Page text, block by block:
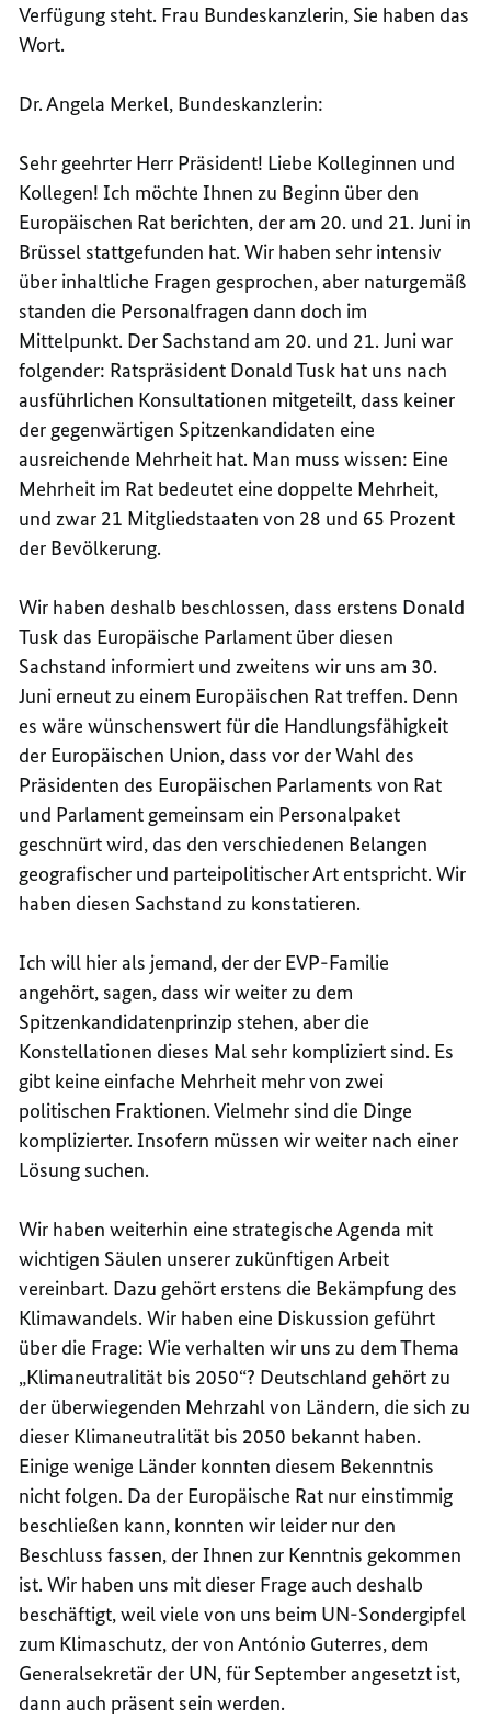
Verfügung steht. Frau Bundeskanzlerin, Sie haben das
Wort.
Dr. Angela Merkel, Bundeskanzlerin:
Sehr geehrter Herr Präsident! Liebe Kolleginnen und
Kollegen! Ich möchte Ihnen zu Beginn über den
Europäischen Rat berichten, der am 20. und 21. Juni in
Brüssel stattgefunden hat. Wir haben sehr intensiv
über inhaltliche Fragen gesprochen, aber naturgemäß
standen die Personalfragen dann doch im
Mittelpunkt. Der Sachstand am 20. und 21. Juni war
folgender: Ratspräsident Donald Tusk hat uns nach
ausführlichen Konsultationen mitgeteilt, dass keiner
der gegenwärtigen Spitzenkandidaten eine
ausreichende Mehrheit hat. Man muss wissen: Eine
Mehrheit im Rat bedeutet eine doppelte Mehrheit,
und zwar 21 Mitgliedstaaten von 28 und 65 Prozent
der Bevölkerung.
Wir haben deshalb beschlossen, dass erstens Donald
Tusk das Europäische Parlament über diesen
Sachstand informiert und zweitens wir uns am 30.
Juni erneut zu einem Europäischen Rat treffen. Denn
es wäre wünschenswert für die Handlungsfähigkeit
der Europäischen Union, dass vor der Wahl des
Präsidenten des Europäischen Parlaments von Rat
und Parlament gemeinsam ein Personalpaket
geschnürt wird, das den verschiedenen Belangen
geografischer und parteipolitischer Art entspricht. Wir
haben diesen Sachstand zu konstatieren.
Ich will hier als jemand, der der EVP-Familie
angehört, sagen, dass wir weiter zu dem
Spitzenkandidatenprinzip stehen, aber die
Konstellationen dieses Mal sehr kompliziert sind. Es
gibt keine einfache Mehrheit mehr von zwei
politischen Fraktionen. Vielmehr sind die Dinge
komplizierter. Insofern müssen wir weiter nach einer
Lösung suchen.
Wir haben weiterhin eine strategische Agenda mit
wichtigen Säulen unserer zukünftigen Arbeit
vereinbart. Dazu gehört erstens die Bekämpfung des
Klimawandels. Wir haben eine Diskussion geführt
über die Frage: Wie verhalten wir uns zu dem Thema
„Klimaneutralität bis 2050“? Deutschland gehört zu
der überwiegenden Mehrzahl von Ländern, die sich zu
dieser Klimaneutralität bis 2050 bekannt haben.
Einige wenige Länder konnten diesem Bekenntnis
nicht folgen. Da der Europäische Rat nur einstimmig
beschließen kann, konnten wir leider nur den
Beschluss fassen, der Ihnen zur Kenntnis gekommen
ist. Wir haben uns mit dieser Frage auch deshalb
beschäftigt, weil viele von uns beim UN-Sondergipfel
zum Klimaschutz, der von António Guterres, dem
Generalsekretär der UN, für September angesetzt ist,
dann auch präsent sein werden.